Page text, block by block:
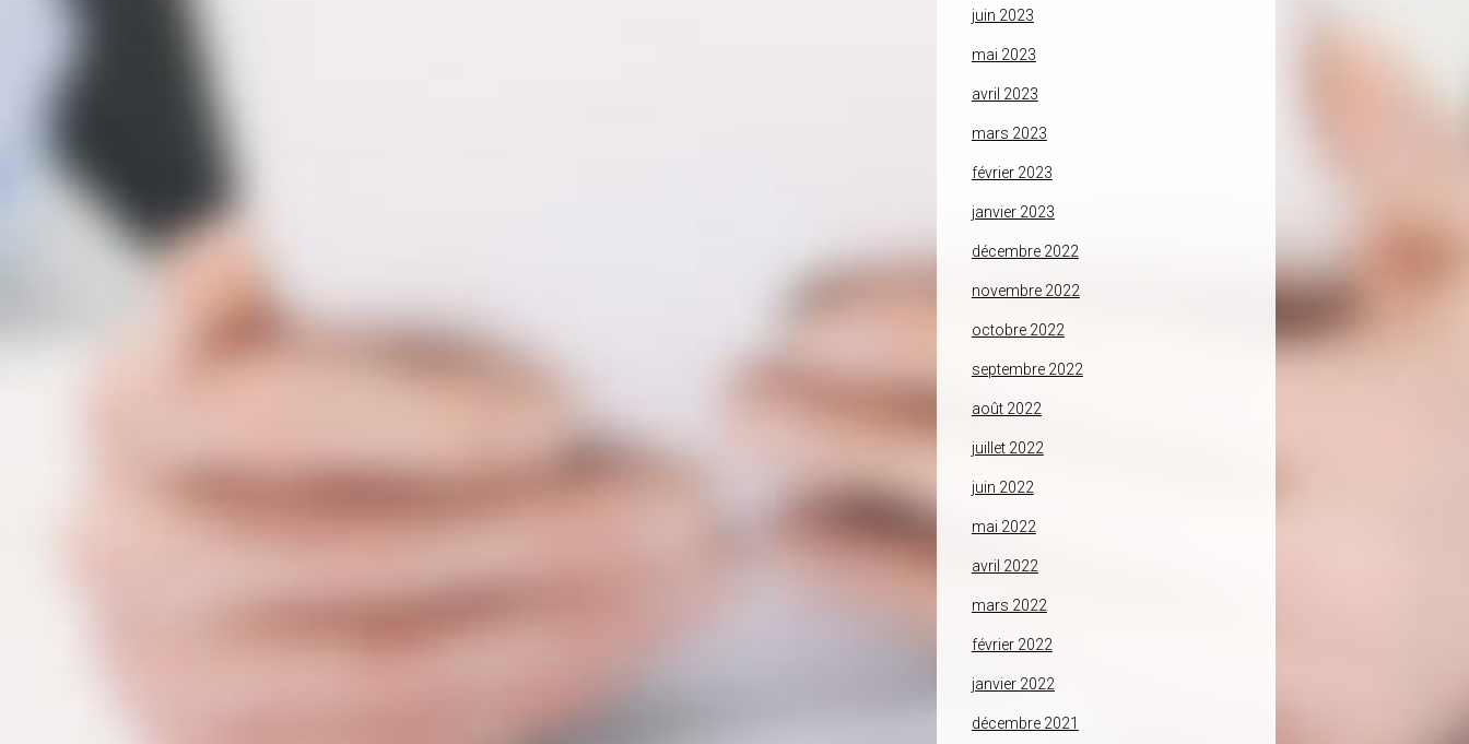
juin 2023
mai 2023
avril 2023
mars 2023
février 2023
janvier 2023
décembre 2022
novembre 2022
octobre 2022
septembre 2022
août 2022
juillet 2022
juin 2022
mai 2022
avril 2022
mars 2022
février 2022
janvier 2022
décembre 2021